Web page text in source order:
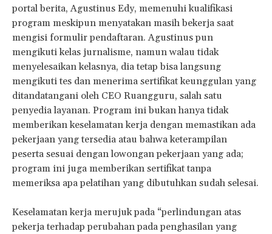
portal berita, Agustinus Edy, memenuhi kualifikasi
program meskipun menyatakan masih bekerja saat
mengisi formulir pendaftaran. Agustinus pun
mengikuti kelas jurnalisme, namun walau tidak
menyelesaikan kelasnya, dia tetap bisa langsung
mengikuti tes dan menerima sertifikat keunggulan yang
ditandatangani oleh CEO Ruangguru, salah satu
penyedia layanan. Program ini bukan hanya tidak
memberikan keselamatan kerja dengan memastikan ada
pekerjaan yang tersedia atau bahwa keterampilan
peserta sesuai dengan lowongan pekerjaan yang ada;
program ini juga memberikan sertifikat tanpa
memeriksa apa pelatihan yang dibutuhkan sudah selesai.
Keselamatan kerja merujuk pada “perlindungan atas
pekerja terhadap perubahan pada penghasilan yang